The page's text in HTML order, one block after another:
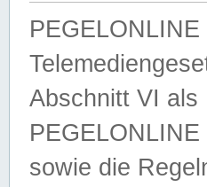
Abschnitt VI als
sowie die